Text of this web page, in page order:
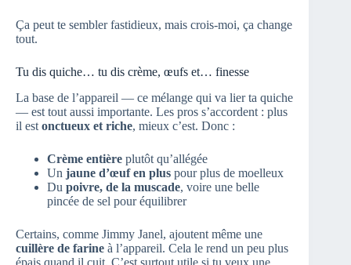
Ça peut te sembler fastidieux, mais crois-moi, ça change
tout.
Tu dis quiche… tu dis crème, œufs et… finesse
La base de l’appareil — ce mélange qui va lier ta quiche
— est tout aussi importante. Les pros s’accordent : plus
il est onctueux et riche, mieux c’est. Donc :
Crème entière plutôt qu’allégée
Un jaune d’œuf en plus pour plus de moelleux
Du poivre, de la muscade, voire une belle
pincée de sel pour équilibrer
Certains, comme Jimmy Janel, ajoutent même une
cuillère de farine à l’appareil. Cela le rend un peu plus
épais quand il cuit. C’est surtout utile si tu veux une